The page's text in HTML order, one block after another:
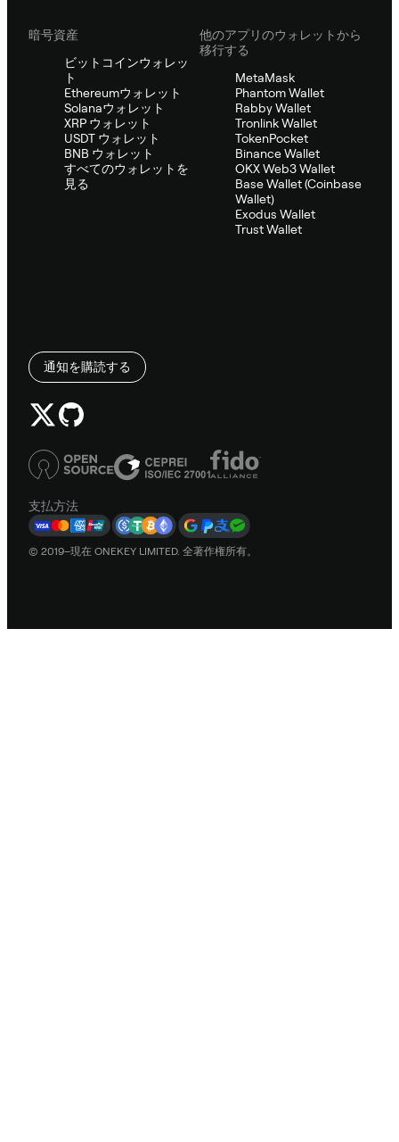
暗号資産
ビットコインウォレッ
ト
Ethereumウォレット
Solanaウォレット
XRP ウォレット
USDT ウォレット
BNB ウォレット
すべてのウォレットを
見る
他のアプリのウォレットから
移行する
MetaMask
Phantom Wallet
Rabby Wallet
Tronlink Wallet
TokenPocket
Binance Wallet
OKX Web3 Wallet
Base Wallet (Coinbase
Wallet)
Exodus Wallet
Trust Wallet
通知を購読する
支払方法
© 2019–現在 ONEKEY LIMITED. 全著作権所有。